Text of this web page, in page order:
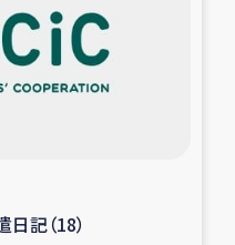
を通じた支援事業
住民への緊急支援
による栄養改善事業
記（18）